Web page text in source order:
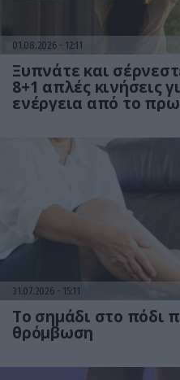
01.08.2026 12:11
Ξυπνάτε και
8+1 απλές κινήσεις
ενέργεια από το
31.07.2026 15:11
Το σημάδι στο πόδι
θρόμβωση